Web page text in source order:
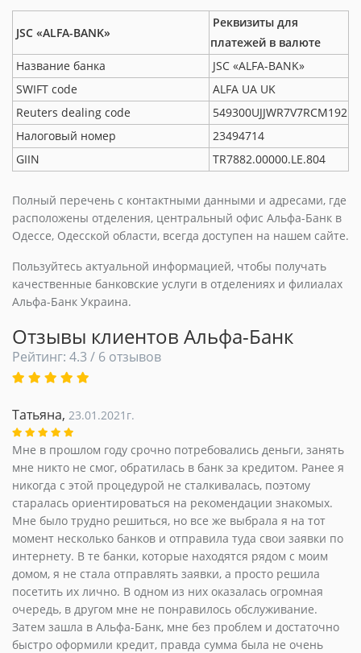
JSC «ALFA-BANK»
Реквизиты для
платежей в валюте
Название банка
JSC «ALFA-BANK»
SWIFT code
ALFA UA UK
Reuters dealing code
549300UJJWR7V7RCM192
Налоговый номер
23494714
GIIN
TR7882.00000.LE.804
Полный перечень с контактными данными и адресами, где
расположены отделения, центральный офис Альфа-Банк в
Одессе, Одесской области, всегда доступен на нашем сайте.
Пользуйтесь актуальной информацией, чтобы получать
качественные банковские услуги в отделениях и филиалах
Альфа-Банк Украина.
Отзывы клиентов Альфа-Банк
Рейтинг: 4.3 / 6 отзывов
Татьяна, 23.01.2021г.
Мне в прошлом году срочно потребовались деньги, занять
мне никто не смог, обратилась в банк за кредитом. Ранее я
никогда с этой процедурой не сталкивалась, поэтому
старалась ориентироваться на рекомендации знакомых.
Мне было трудно решиться, но все же выбрала я на тот
момент несколько банков и отправила туда свои заявки по
интернету. В те банки, которые находятся рядом с моим
домом, я не стала отправлять заявки, а просто решила
посетить их лично. В одном из них оказалась огромная
очередь, в другом мне не понравилось обслуживание.
Затем зашла в Альфа-Банк, мне без проблем и достаточно
быстро оформили кредит, правда сумма была не очень